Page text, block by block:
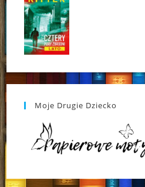
Moje Drugie Dziecko